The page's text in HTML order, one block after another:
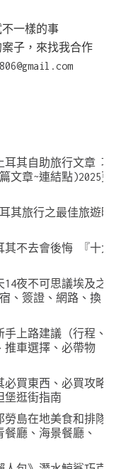
一樣的事
子，來找我合作
耳其自助旅行文章 攻
文章~連結點)2025更
其旅行之最佳旅遊時
其不去會後悔 『十大
14夜不可思議埃及之
、簽證、網路、換
上路建議（行程、
推車選擇、必帶物
必買東西、必買攻略
堡逛街指南
島在地美食和排隊
廳、海景餐廳、